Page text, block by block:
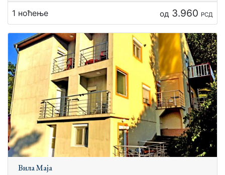
1 ноћење од 3.960 РСД
Вила Маја